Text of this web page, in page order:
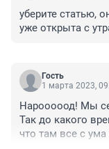
уберите статью,
уже открыта с
Гость
1 марта 2023,
Нарооооод! Мы
Так до какого
что там все с